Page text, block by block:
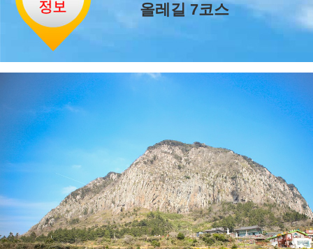
올레길 7코스